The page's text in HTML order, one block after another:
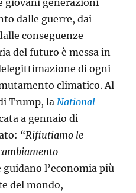
dalle guerre, dai
conseguenze
del futuro è messa in
di ogni
climatico. Al
Trump, la National
a gennaio di
“Rifiutiamo le
guidano l’economia più
del mondo,